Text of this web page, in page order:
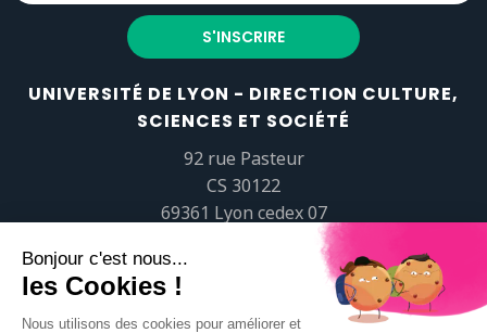
UNIVERSITÉ DE LYON - DIRECTION CULTURE,
SCIENCES ET SOCIÉTÉ
92 rue Pasteur
CS 30122
69361 Lyon cedex 07
popsciences@universite-lyon.fr
Tél.+33 (0)4 37 37 82 01